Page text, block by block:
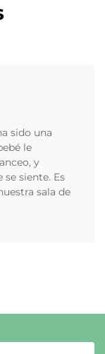
sido una
le
y
siente. Es
sala de